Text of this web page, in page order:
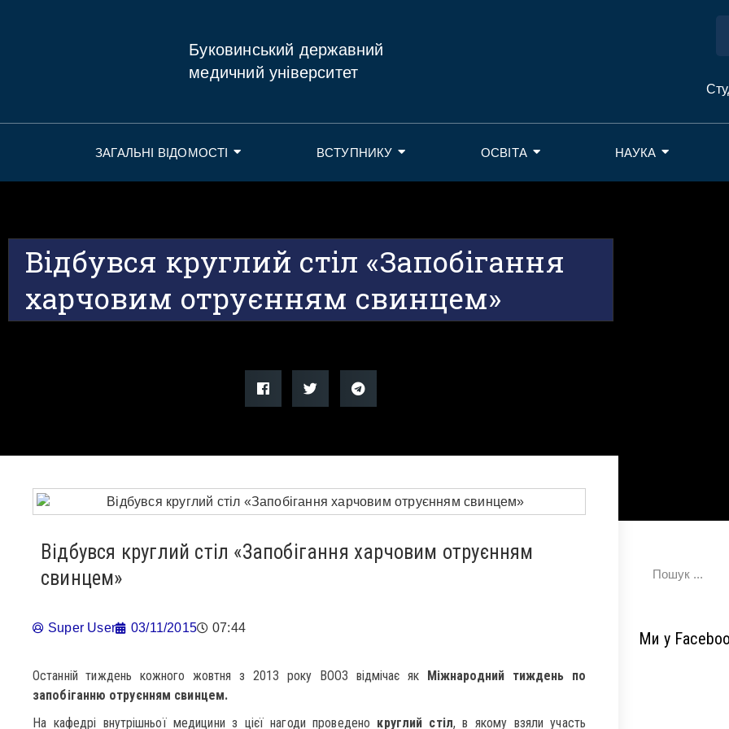
Буковинський державний
медичний університет
ЗАГАЛЬНІ ВІДОМОСТІ ВСТУПНИКУ ОСВІТА НАУКА
Відбувся круглий стіл «Запобігання
харчовим отруєнням свинцем»
Відбувся круглий стіл «Запобігання харчовим отруєнням
свинцем»
Super User 03/11/2015 07:44
Останній тиждень кожного жовтня з 2013 року ВООЗ відмічає як Міжнародний тиждень по
запобіганню отруєнням свинцем.
На кафедрі внутрішньої медицини з цієї нагоди проведено круглий стіл, в якому взяли участь
Ми у